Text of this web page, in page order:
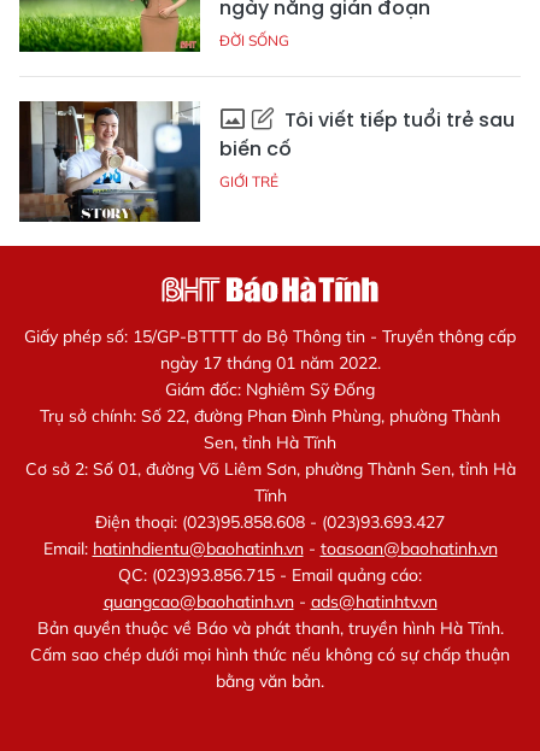
ngày nắng gián đoạn
ĐỜI SỐNG
Tôi viết tiếp tuổi trẻ sau
biến cố
GIỚI TRẺ
Giấy phép số: 15/GP-BTTTT do Bộ Thông tin - Truyền thông cấp
ngày 17 tháng 01 năm 2022.
Giám đốc: Nghiêm Sỹ Đống
Trụ sở chính: Số 22, đường Phan Đình Phùng, phường Thành
Sen, tỉnh Hà Tĩnh
Cơ sở 2: Số 01, đường Võ Liêm Sơn, phường Thành Sen, tỉnh Hà
Tĩnh
Điện thoại: (023)95.858.608 - (023)93.693.427
Email: hatinhdientu@baohatinh.vn- toasoan@baohatinh.vn
QC: (023)93.856.715 - Email quảng cáo:
quangcao@baohatinh.vn- ads@hatinhtv.vn
Bản quyền thuộc về Báo và phát thanh, truyền hình Hà Tĩnh.
Cấm sao chép dưới mọi hình thức nếu không có sự chấp thuận
bằng văn bản.